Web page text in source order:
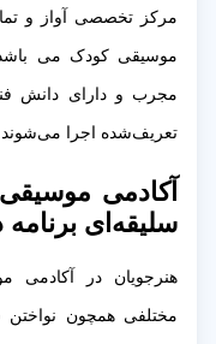
مرکز تخصصی آواز و
موسیقی کودک می
مجرب و دارای دانش
تعریف‌شده اجرا
آکادمی
سلیقه‌ای برنامه
هنرجویان در آکادمی
مختلفی همچون